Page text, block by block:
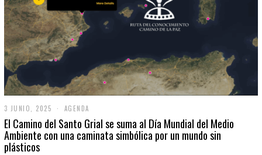
3 JUNIO, 2025
J
U
N
AGENDA
El Camino del Santo Grial se suma al Día Mundial del Medio
Ambiente con una caminata simbólica por un mundo sin
plásticos